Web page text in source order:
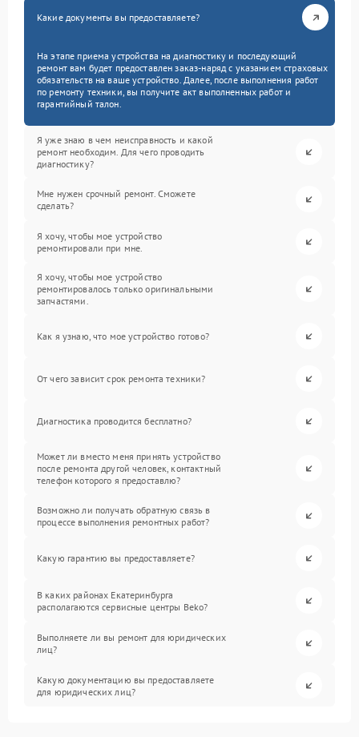
Какие документы вы предоставляете?
На этапе приема устройства на диагностику и последующий
ремонт вам будет предоставлен заказ-наряд с указанием страховых
обязательств на ваше устройство. Далее, после выполнения работ
по ремонту техники, вы получите акт выполненных работ и
гарантийный талон.
Я уже знаю в чем неисправность и какой
ремонт необходим. Для чего проводить
диагностику?
Мне нужен срочный ремонт. Сможете
сделать?
Я хочу, чтобы мое устройство
ремонтировали при мне.
Я хочу, чтобы мое устройство
ремонтировалось только оригинальными
запчастями.
Как я узнаю, что мое устройство готово?
От чего зависит срок ремонта техники?
Диагностика проводится бесплатно?
Может ли вместо меня принять устройство
после ремонта другой человек, контактный
телефон которого я предоставлю?
Возможно ли получать обратную связь в
процессе выполнения ремонтных работ?
Какую гарантию вы предоставляете?
В каких районах Екатеринбурга
располагаются сервисные центры Beko?
Выполняете ли вы ремонт для юридических
лиц?
Какую документацию вы предоставляете
для юридических лиц?